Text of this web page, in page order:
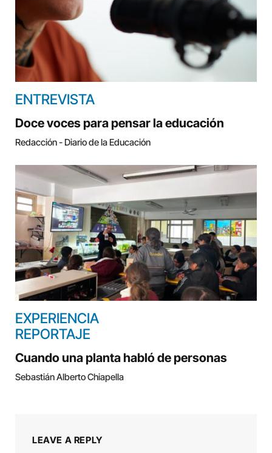
ENTREVISTA
Doce voces para pensar la educación
Redacción - Diario de la Educación
EXPERIENCIA
REPORTAJE
Cuando una planta habló de personas
Sebastián Alberto Chiapella
LEAVE A REPLY